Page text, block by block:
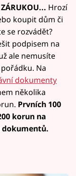
ZÁRUKOU... Hrozí
koupit dům či
se rozvádět?
podpisem na
ale nemusíte
Na
dokumenty
několika
Prvních 100
korun na